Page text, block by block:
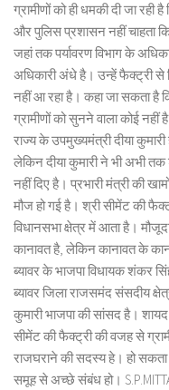
ग्रामीणों को ही धमकी दी जा
और पुलिस प्रशासन नहीं चाहता
जहां तक पर्यावरण विभाग के
अधिकारी अंधे है। उन्हें फैक्ट्री से
नहीं आ रहा है। कहा जा सकता है
ग्रामीणों को सुनने वाला कोई नहीं
राज्य के उपमुख्यमंत्री दीया
लेकिन दीया कुमारी ने भी अभी
नहीं दिए है। प्रभारी मंत्री की
मौज हो गई है। श्री सीमेंट की
विधानसभा क्षेत्र में आता है।
कानावत है, लेकिन कानावत के
ब्यावर के भाजपा विधायक शंकर
ब्यावर जिला राजसमंद संसदीय
कुमारी भाजपा की सांसद है। शायद
सीमेंट की फैक्ट्री की वजह से
राजघराने की सदस्य हे। हो
समूह से अच्छे संबंध हो।